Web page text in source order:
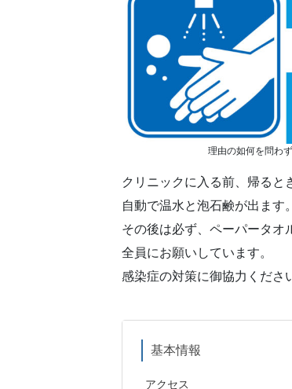
理由の如何を問わ
クリニックに入る前、帰ると
自動で温水と泡石鹸が出ます。
その後は必ず、ペーパータオ
全員にお願いしています。
感染症の対策に御協力くださ
基本情報
アクセス